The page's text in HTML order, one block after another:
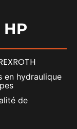
en hydraulique
de